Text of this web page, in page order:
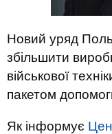
Новий уряд
збільшити
військової
пакетом
Як інформує